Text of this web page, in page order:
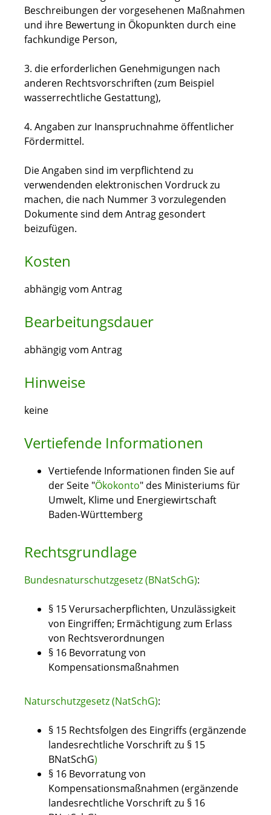
Beschreibungen der vorgesehenen Maßnahmen
und ihre Bewertung in Ökopunkten durch eine
fachkundige Person,
3. die erforderlichen Genehmigungen nach
anderen Rechtsvorschriften (zum Beispiel
wasserrechtliche Gestattung),
4. Angaben zur Inanspruchnahme öffentlicher
Fördermittel.
Die Angaben sind im verpflichtend zu
verwendenden elektronischen Vordruck zu
machen, die nach Nummer 3 vorzulegenden
Dokumente sind dem Antrag gesondert
beizufügen.
Kosten
abhängig vom Antrag
Bearbeitungsdauer
abhängig vom Antrag
Hinweise
keine
Vertiefende Informationen
Vertiefende Informationen finden Sie auf
der Seite "Ökokonto" des Ministeriums für
Umwelt, Klime und Energiewirtschaft
Baden-Württemberg
Rechtsgrundlage
Bundesnaturschutzgesetz (BNatSchG):
§ 15 Verursacherpflichten, Unzulässigkeit
von Eingriffen; Ermächtigung zum Erlass
von Rechtsverordnungen
§ 16 Bevorratung von
Kompensationsmaßnahmen
Naturschutzgesetz (NatSchG):
§ 15 Rechtsfolgen des Eingriffs (ergänzende
landesrechtliche Vorschrift zu § 15
BNatSchG)
§ 16 Bevorratung von
Kompensationsmaßnahmen (ergänzende
landesrechtliche Vorschrift zu § 16